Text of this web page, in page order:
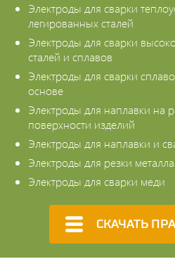
Электроды для сварки
легированных сталей
Электроды для сварки
сталей и сплавов
Электроды для сварки
основе
Электроды для наплавки на
поверхности изделий
Электроды для наплавки и
Электроды для резки металла
Электроды для сварки меди
СКАЧАТЬ